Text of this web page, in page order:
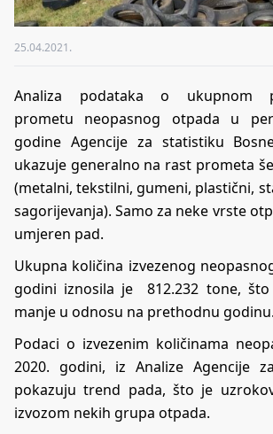
25.04.2021.
Analiza podataka o ukupnom
prometu neopasnog otpada u
godine Agencije za statistiku
ukazuje generalno na rast prometa
(metalni, tekstilni, gumeni, plastični,
sagorijevanja). Samo za neke vrste
umjeren pad.
Ukupna količina izvezenog
godini iznosila je 812.232 tone,
manje u odnosu na prethodnu godinu.
Podaci o izvezenim količinama
2020. godini, iz Analize Agencije
pokazuju trend pada, što je
izvozom nekih grupa otpada.